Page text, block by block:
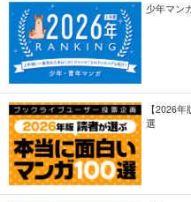
少年マン
【2026
選